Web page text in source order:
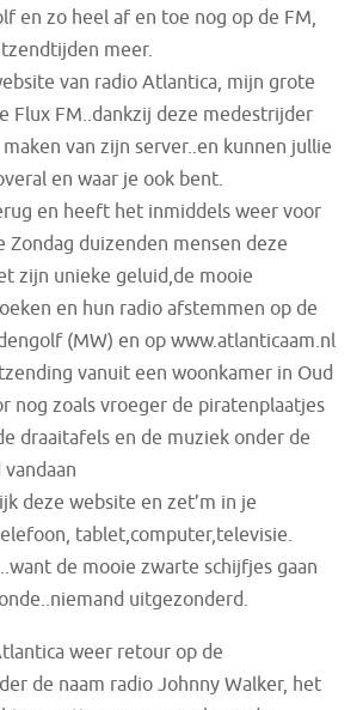
en zo heel af en toe nog op de FM,
meer.
van radio Atlantica, mijn grote
Flux FM..dankzij deze medestrijder
van zijn server..en kunnen jullie
en waar je ook bent.
en heeft het inmiddels weer voor
Zondag duizenden mensen deze
zijn unieke geluid,de mooie
en hun radio afstemmen op de
(MW) en op www.atlanticaam.nl
vanuit een woonkamer in Oud
nog zoals vroeger de piratenplaatjes
draaitafels en de muziek onder de
deze website en zet’m in je
tablet,computer,televisie.
de mooie zwarte schijfjes gaan
uitgezonderd.
weer retour op de
de naam radio Johnny Walker, het